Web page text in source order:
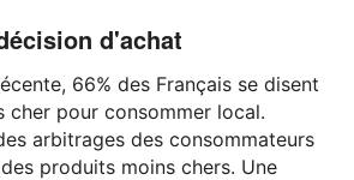
d'achat
66% des Français se disent
cher pour consommer local.
arbitrages des consommateurs
produits moins chers. Une